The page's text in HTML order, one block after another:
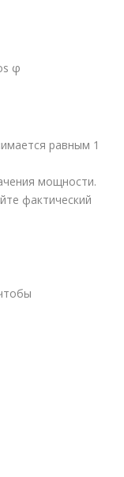
φ
равным 1
мощности.
фактический